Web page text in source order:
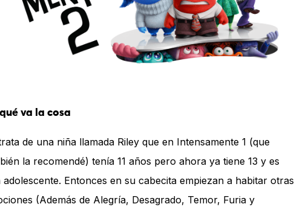
va la cosa
de una niña llamada Riley que en Intensamente 1 (que
la recomendé) tenía 11 años pero ahora ya tiene 13 y es
adolescente. Entonces en su cabecita empiezan a habitar otras
(Además de Alegría, Desagrado, Temor, Furia y